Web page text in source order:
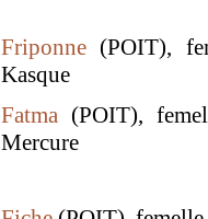
Friponne (POIT),
Kasque
Fatma (POIT),
Mercure